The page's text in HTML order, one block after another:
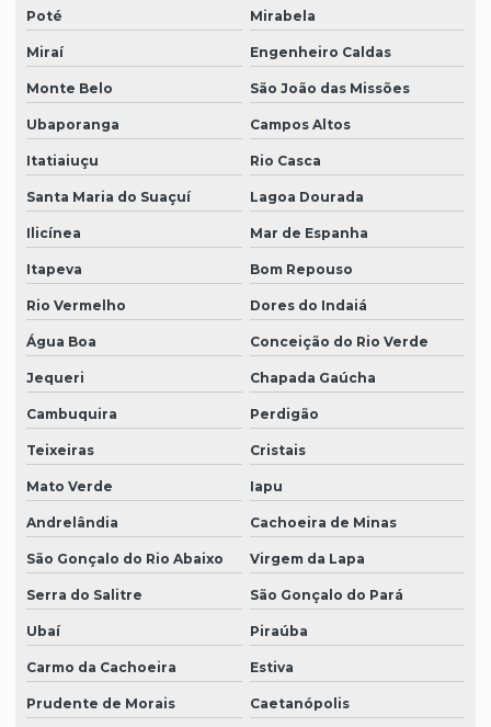
Poté Mirabela
Miraí Engenheiro Caldas
Monte Belo São João das Missões
Ubaporanga Campos Altos
Itatiaiuçu Rio Casca
Santa Maria do Suaçuí Lagoa Dourada
Ilicínea Mar de Espanha
Itapeva Bom Repouso
Rio Vermelho Dores do Indaiá
Água Boa Conceição do Rio Verde
Jequeri Chapada Gaúcha
Cambuquira Perdigão
Teixeiras Cristais
Mato Verde Iapu
Andrelândia Cachoeira de Minas
São Gonçalo do Rio Abaixo Virgem da Lapa
Serra do Salitre São Gonçalo do Pará
Ubaí Piraúba
Carmo da Cachoeira Estiva
Prudente de Morais Caetanópolis